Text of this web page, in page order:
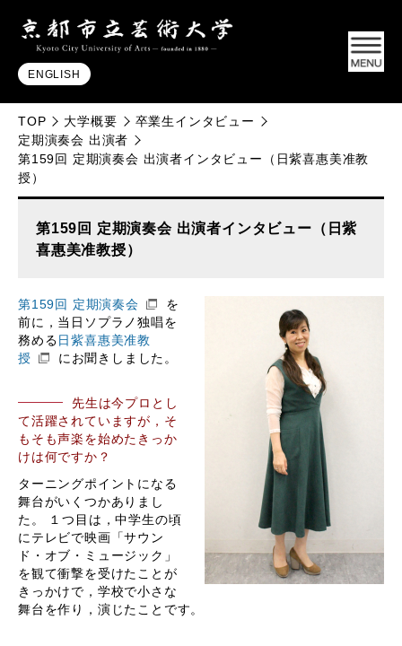
ENGLISH
TOP 大学概要
卒業生インタビュー
定期演奏会 出演者
第159回 定期演奏会 出演者インタビュー（日紫喜惠美准教
授）
第159回 定期演奏会 出演者インタビュー（日紫
喜惠美准教授）
第159回 定期演奏会
を
前に，当日ソプラノ独唱を
務める 日紫喜惠美准教
授
にお聞きしました。
先生は今プロとし
て活躍されていますが，そ
もそも声楽を始めたきっか
けは何ですか？
ターニングポイントになる
舞台がいくつかありまし
た。 １つ目は，中学生の頃
にテレビで映画「サウン
ド・オブ・ミュージック」
を観て衝撃を受けたことが
きっかけで，学校で小さな
舞台を作り，演じたことです。